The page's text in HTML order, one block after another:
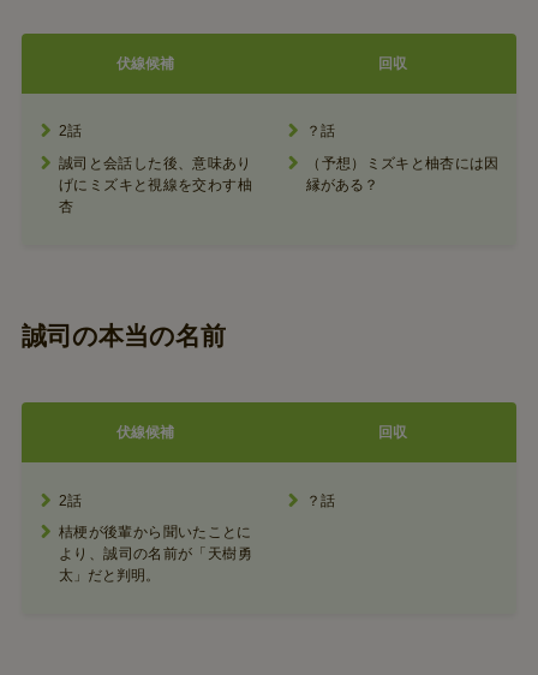
伏線候補 回収
2話
誠司と会話した後、意味あり
げにミズキと視線を交わす柚
杏
？話
（予想）ミズキと柚杏には因
縁がある？
誠司の本当の名前
伏線候補 回収
2話
桔梗が後輩から聞いたことに
より、誠司の名前が「天樹勇
太」だと判明。
？話